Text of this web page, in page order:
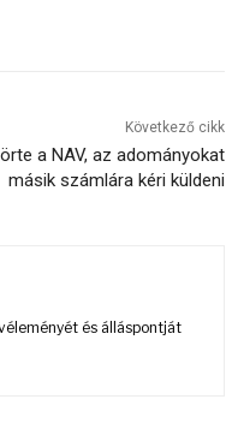
Következő cikk
a NAV, az adományokat
másik számlára kéri küldeni
és álláspontját